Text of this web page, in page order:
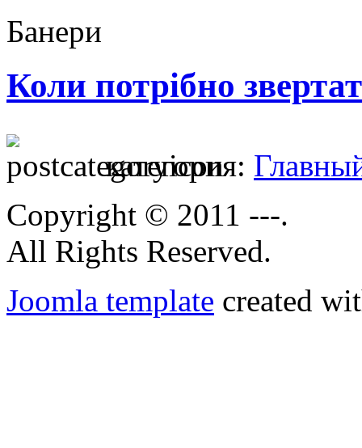
Банери
Коли потрібно
категория:
Copyright © 2011 ---.
All Rights Reserved.
Joomla template created